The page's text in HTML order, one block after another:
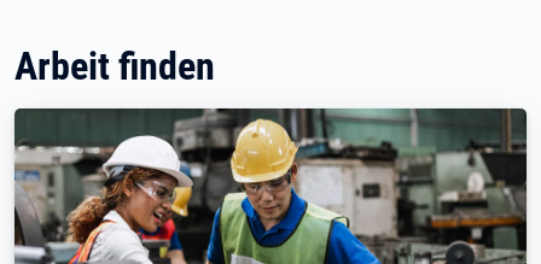
Arbeit finden